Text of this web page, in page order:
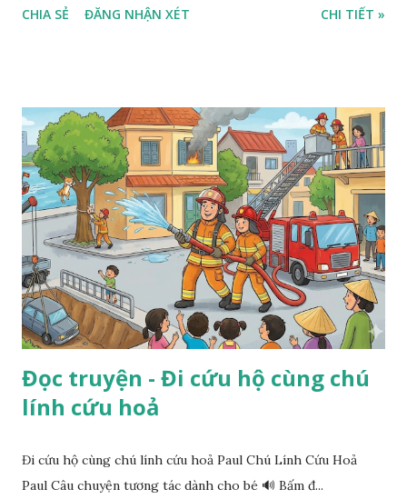
CHIA SẺ ĐĂNG NHẬN XÉT CHI TIẾT »
Đọc truyện - Đi cứu hộ cùng chú
lính cứu hoả
Đi cứu hộ cùng chú lính cứu hoả Paul Chú Lính Cứu Hoả
Paul Câu chuyện tương tác dành cho bé 🔊 Bấm đ...